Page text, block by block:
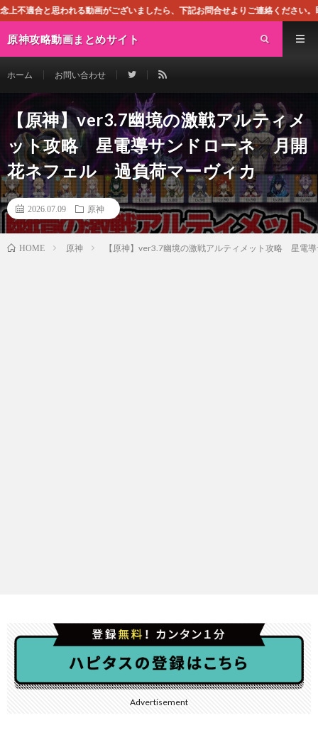
画がございましたら、下記お問合せよりご連絡ください。即刻対処させて
原神攻略動画まとめサイト
ホーム お問い合わせ
【原神】ver3.7幽境の激戦アルティメ
ット攻略 星電導サンドローネ 月開
花ネフェル 過負荷マーヴィカ
2026.07.09 原神
HOME 原神 【原神】ver3.7幽境の激戦アルティメット攻略 星
Advertisement